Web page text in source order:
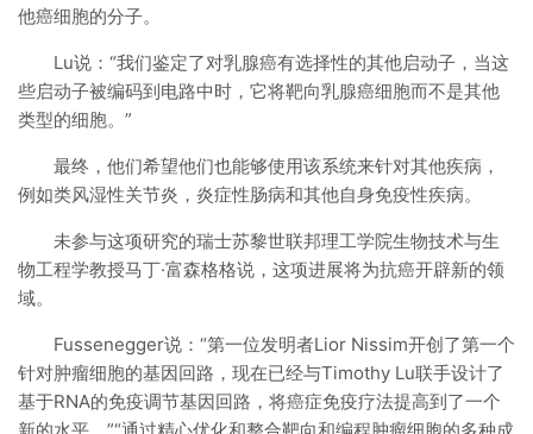
他癌细胞的分子。
Lu说：“我们鉴定了对乳腺癌有选择性的其他启动子，当这
些启动子被编码到电路中时，它将靶向乳腺癌细胞而不是其他
类型的细胞。”
最终，他们希望他们也能够使用该系统来针对其他疾病，
例如类风湿性关节炎，炎症性肠病和其他自身免疫性疾病。
未参与这项研究的瑞士苏黎世联邦理工学院生物技术与生
物工程学教授马丁·富森格格说，这项进展将为抗癌开辟新的领
域。
Fussenegger说：“第一位发明者Lior Nissim开创了第一个
针对肿瘤细胞的基因回路，现在已经与Timothy Lu联手设计了
基于RNA的免疫调节基因回路，将癌症免疫疗法提高到了一个